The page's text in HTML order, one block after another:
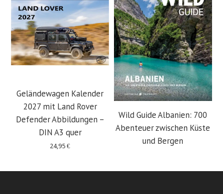
Geländewagen Kalender
2027 mit Land Rover
Defender Abbildungen –
DIN A3 quer
24,95€
Wild Guide Albanien: 700
Abenteuer zwischen Küste
und Bergen